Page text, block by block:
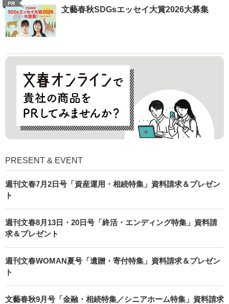
PR
文藝春秋SDGsエッセイ大賞2026大募集
PRESENT & EVENT
週刊文春7月2日号「資産運用・相続特集」資料請求＆プレゼン
ト
週刊文春8月13日・20日号「終活・エンディング特集」資料請
求＆プレゼント
週刊文春WOMAN夏号「遺贈・寄付特集」資料請求＆プレゼン
ト
文藝春秋9月号「金融・相続特集／シニアホーム特集」資料請求